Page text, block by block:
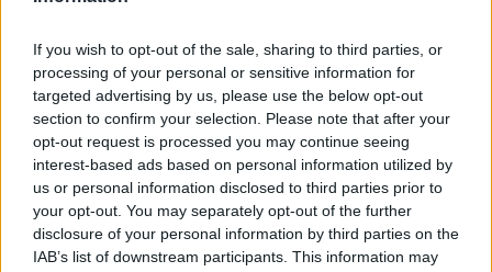
If you wish to opt-out of the sale, sharing to third parties, or
processing of your personal or sensitive information for
targeted advertising by us, please use the below opt-out
section to confirm your selection. Please note that after your
opt-out request is processed you may continue seeing
interest-based ads based on personal information utilized by
us or personal information disclosed to third parties prior to
your opt-out. You may separately opt-out of the further
disclosure of your personal information by third parties on the
IAB’s list of downstream participants. This information may
AD